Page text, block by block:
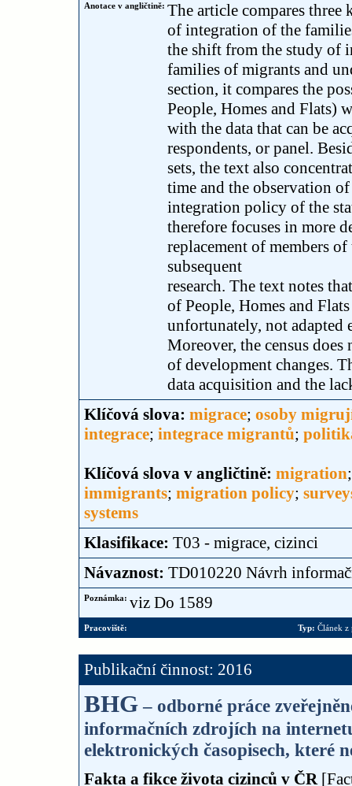
Anotace v angličtině: The article compares three
of integration of the
the shift from the study of
families of migrants and
section, it compares the
People, Homes and Flats)
with the data that can be
respondents, or panel.
sets, the text also
time and the observation
integration policy of the
therefore focuses in more
replacement of members
subsequent
research. The text notes
of People, Homes and
unfortunately, not adapted
Moreover, the census
of development changes.
data acquisition and the
Klíčová slova: migrace; osoby
integrace; integrace migrantů;
Klíčová slova v angličtině: migration
immigrants; migration policy;
systems
Klasifikace: T03 - migrace, cizinci
Návaznost: TD010220 Návrh
Poznámka: viz Do 1589
Pracoviště: Typ: Článek z
Publikační činnost: 2016
BHG– odborné práce
informačních zdrojích na
elektronických časopisech, které
Fakta a fikce života cizinců v ČR